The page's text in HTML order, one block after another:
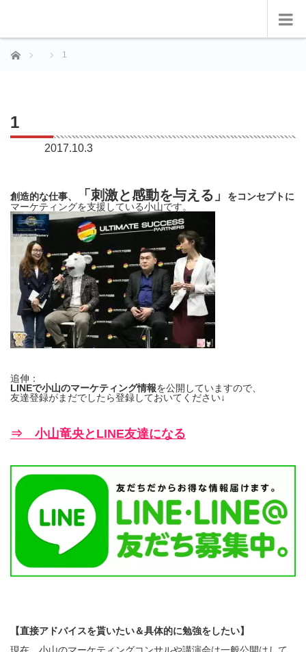
ホーム 1
1
2017.10.3
創造的な仕事、 「刺激と感動を与える」
をコンセプトに
マーケティングを支援している小山です。
追伸：
LINEで小山のマーケティング情報を公開していますので、
友達登録がまだでしたら登録しておいてください↓
⇒ 小山竜央とLINE友達になる
【直接アドバイスを貰いたい＆具体的に勉強をしたい】